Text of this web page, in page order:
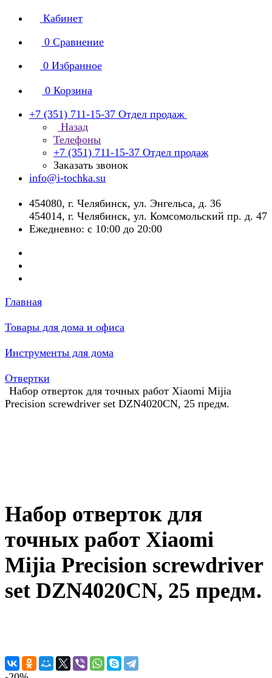
Кабинет
0 Сравнение
0 Избранное
0 Корзина
+7 (351) 711-15-37 Отдел продаж
Назад
Телефоны
+7 (351) 711-15-37 Отдел продаж
Заказать звонок
info@i-tochka.su
​454080, г. Челябинск, ул. Энгельса, д. 36
454014, г. Челябинск, ул. Комсомольский пр. д. 47
Ежедневно: с 10:00 до 20:00
Главная
Товары для дома и офиса
Инструменты для дома
Отвертки
Набор отверток для точных работ Xiaomi Mijia
Precision screwdriver set DZN4020CN, 25 предм.
Набор отверток для
точных работ Xiaomi
Mijia Precision screwdriver
set DZN4020CN, 25 предм.